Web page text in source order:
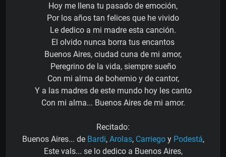
Hoy me llena tu pasado de emoción,
Por los años tan felices que he vivido
Le dedico a mi madre esta canción.
El olvido nunca borra tus encantos
Buenos Aires, ciudad cuna de mi amor,
Peregrino de la vida, siempre sueño
Con mi alma de bohemio y de cantor,
Y a las madres de este mundo hoy les canto
Con mi alma... Buenos Aires de mi amor.
Recitado:
Buenos Aires... de Bardi, Arolas, Carriegoy Podestá,
Este vals... se lo dedico a Buenos Aires,